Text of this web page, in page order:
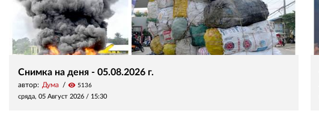
Снимка на деня - 05.08.2026 г.
автор: Дума visibility 5136
сряда, 05 Август 2026 / 15:30